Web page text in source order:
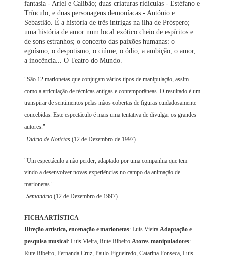
fantasia - Ariel e Calibão; duas criaturas ridículas - Estéfano e
Trínculo; e duas personagens demoníacas - António e
Sebastião. É a história de três intrigas na ilha de Próspero;
uma história de amor num local exótico cheio de espíritos e
de sons estranhos; o concerto das paixões humanas: o
egoísmo, o despotismo, o ciúme, o ódio, a ambição, o amor,
a inocência... O Teatro do Mundo.
"São 12 marionetas que conjugam vários tipos de manipulação, assim
como a articulação de técnicas antigas e contemporâneas. O resultado é um
transpirar de sentimentos pelas mãos cobertas de figuras cuidadosamente
concebidas. Este espectáculo é mais uma tentativa de divulgar os grandes
autores."
-Diário de Notícias (12 de Dezembro de 1997)
"Um espectáculo a não perder, adaptado por uma companhia que tem
vindo a desenvolver novas experiências no campo da animação de
marionetas."
-Semanário (12 de Dezembro de 1997)
FICHA ARTÍSTICA
Direção artística, encenação e marionetas: Luís VieiraAdaptação e
pesquisa musical: Luís Vieira, Rute RibeiroAtores-manipuladores:
Rute Ribeiro, Fernanda Cruz, Paulo Figueiredo, Catarina Fonseca, Luís